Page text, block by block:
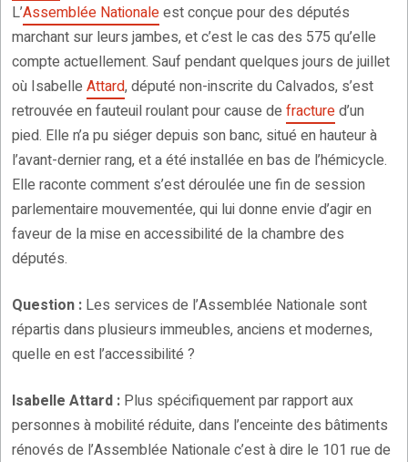
L’Assemblée Nationaleest conçue pour des députés
marchant sur leurs jambes, et c’est le cas des 575 qu’elle
compte actuellement. Sauf pendant quelques jours de juillet
où Isabelle Attard, député non-inscrite du Calvados, s’est
retrouvée en fauteuil roulant pour cause de fractured’un
pied. Elle n’a pu siéger depuis son banc, situé en hauteur à
l’avant-dernier rang, et a été installée en bas de l’hémicycle.
Elle raconte comment s’est déroulée une fin de session
parlementaire mouvementée, qui lui donne envie d’agir en
faveur de la mise en accessibilité de la chambre des
députés.
Question : Les services de l’Assemblée Nationale sont
répartis dans plusieurs immeubles, anciens et modernes,
quelle en est l’accessibilité ?
Isabelle Attard : Plus spécifiquement par rapport aux
personnes à mobilité réduite, dans l’enceinte des bâtiments
rénovés de l’Assemblée Nationale c’est à dire le 101 rue de